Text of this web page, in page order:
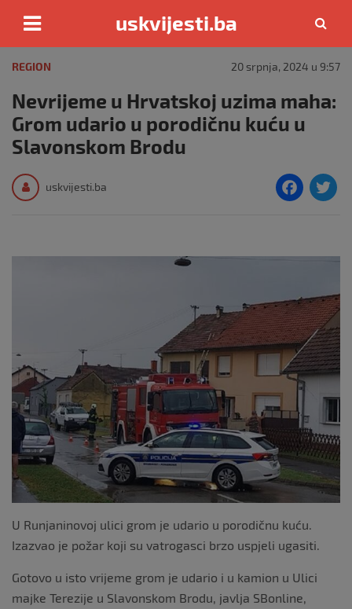
content
uskvijesti.ba
REGION 20 srpnja, 2024 u 9:57
Nevrijeme u Hrvatskoj uzima maha:
Grom udario u porodičnu kuću u
Slavonskom Brodu
uskvijesti.ba
F
e
o
o
k
U Runjaninovoj ulici grom je udario u porodičnu kuću.
Izazvao je požar koji su vatrogasci brzo uspjeli ugasiti.
Gotovo u isto vrijeme grom je udario i u kamion u Ulici
majke Terezije u Slavonskom Brodu, javlja SBonline,